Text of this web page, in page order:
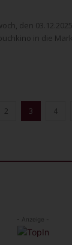
den
in die
2 3 4
- Anzeige -